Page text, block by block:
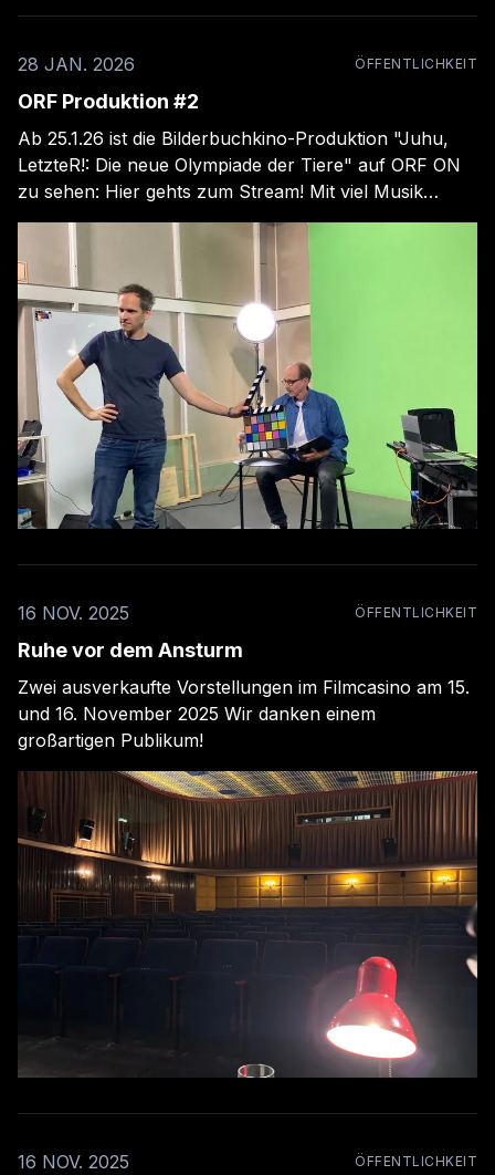
28 JAN. 2026 ÖFFENTLICHKEIT
ORF Produktion #2
Ab 25.1.26 ist die Bilderbuchkino-Produktion "Juhu,
LetzteR!: Die neue Olympiade der Tiere" auf ORF ON
zu sehen: Hier gehts zum Stream! Mit viel Musik
bringen Marc Bruckner, Nicolai Gruninger und
Elisabeth Pöcksteiner das Buch "Juhu, LetzeR!: Die
neue Olympiade der Tiere" vom G
16 NOV. 2025 ÖFFENTLICHKEIT
Ruhe vor dem Ansturm
Zwei ausverkaufte Vorstellungen im Filmcasino am 15.
und 16. November 2025 Wir danken einem
großartigen Publikum!
16 NOV. 2025 ÖFFENTLICHKEIT